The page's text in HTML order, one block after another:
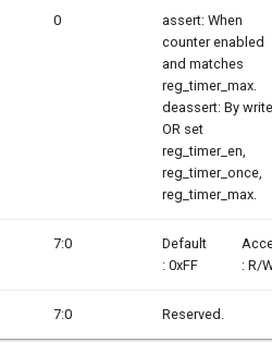
0
assert: When
counter enabled
and matches
reg_timer_max.
deassert: By
OR set
reg_timer_en,
reg_timer_once,
reg_timer_max.
7:0
Default
: 0xFF
: R/
7:0 Reserved.